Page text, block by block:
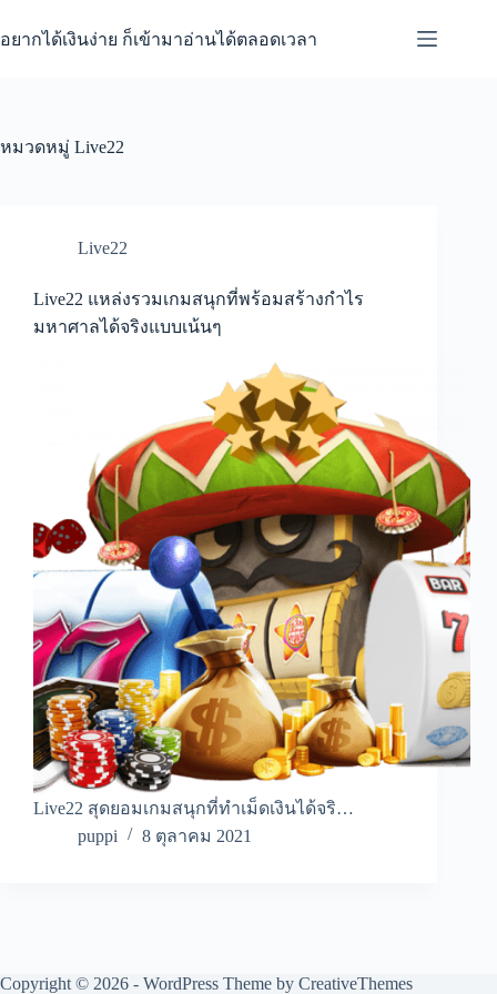
content
อยากได้เงินง่าย ก็เข้ามาอ่านได้ตลอดเวลา
หมวดหมู่ Live22
Live22
Live22 แหล่งรวมเกมสนุกที่พร้อมสร้างกำไร
มหาศาลได้จริงแบบเน้นๆ
Live22 สุดยอมเกมสนุกที่ทำเม็ดเงินได้จริ…
puppi
8 ตุลาคม 2021
Copyright © 2026 - WordPress Theme by CreativeThemes